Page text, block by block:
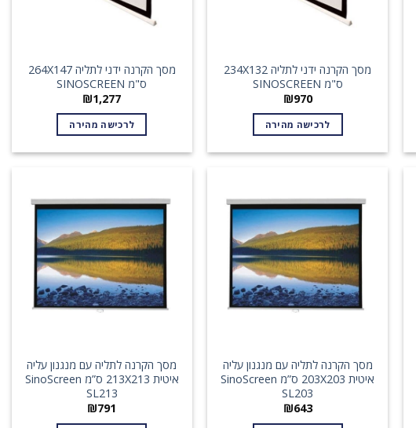
מסך הקרנה ידני לתליה 234X132
ס"מ SINOSCREEN
₪970
לרכישה מהירה
מסך הקרנה ידני לתליה 264X147
ס"מ SINOSCREEN
₪1,277
לרכישה מהירה
מסך הקרנה לתליה עם מנגנון עליה
איטית 203X203 ס”מ SinoScreen
SL203
₪643
מסך הקרנה לתליה עם מנגנון עליה
איטית 213X213 ס”מ SinoScreen
SL213
₪791